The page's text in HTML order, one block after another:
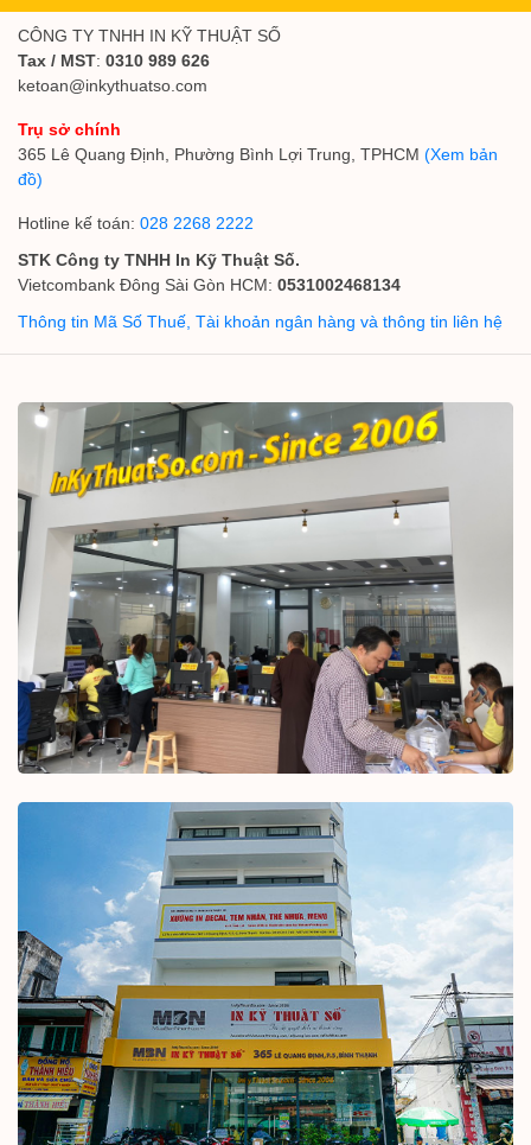
CÔNG TY TNHH IN KỸ THUẬT SỐ
Tax / MST: 0310 989 626
ketoan@inkythuatso.com
Trụ sở chính
365 Lê Quang Định, Phường Bình Lợi Trung, TPHCM (Xem bản
đồ)
Hotline kế toán: 028 2268 2222
STK Công ty TNHH In Kỹ Thuật Số.
Vietcombank Đông Sài Gòn HCM: 0531002468134
Thông tin Mã Số Thuế, Tài khoản ngân hàng và thông tin liên hệ